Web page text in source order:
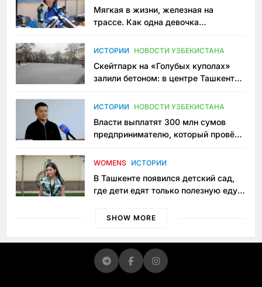
Мягкая в жизни, железная на
трассе. Как одна девочка
Узбекистане
ИСТОРИИ НОВОСТИ УЗБЕКИСТАНА
Скейтпарк на «Голубых куполах»
залили бетоном: в центре Ташкента
пространство
ИСТОРИИ НОВОСТИ УЗБЕКИСТАНА
Власти выплатят 300 млн сумов
предпринимателю, который провёл
приговору
WOMENS ИСТОРИИ
В Ташкенте появился детский сад,
где дети едят только полезную еду.
просить «кашу без сахара»
SHOW MORE